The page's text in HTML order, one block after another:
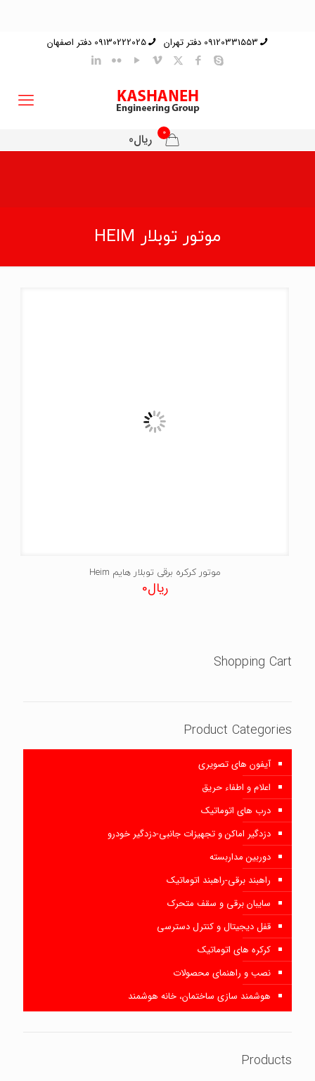
09120331553 دفتر تهران 09130222025 دفتر اصفهان
0 ریال0
موتور توبلار HEIM
موتور کرکره برقی توبلار هایم Heim
ریال0
Shopping Cart
Product Categories
آیفون های تصویری
اعلام و اطفاء حریق
درب های اتوماتیک
دزدگیر اماکن و تجهیزات جانبی-دزدگیر خودرو
دوربین مداربسته
راهبند برقی-راهبند اتوماتیک
سایبان برقی و سقف متحرک
قفل دیجیتال و کنترل دسترسی
کرکره های اتوماتیک
نصب و راهنمای محصولات
هوشمند سازی ساختمان، خانه هوشمند
Products